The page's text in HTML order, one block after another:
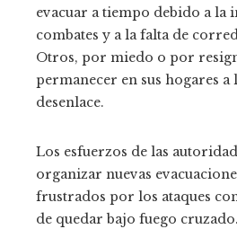
evacuar a tiempo debido a la
combates y a la falta de
Otros, por miedo o por
permanecer en sus hogares a
desenlace.
Los esfuerzos de las
organizar nuevas
frustrados por los ataques
de quedar bajo fuego